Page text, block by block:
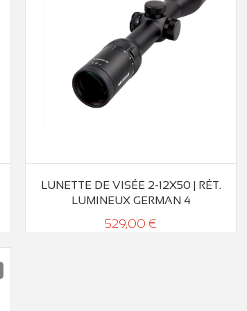
LUNETTE DE VISÉE 2-12X50 | RÉT.
LUMINEUX GERMAN 4
529,00 €